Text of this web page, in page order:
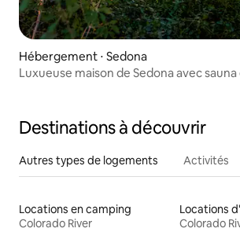
Hébergement ⋅ Sedona
Luxueuse maison de Sedona avec
Destinations à découvrir
Autres types de logements Activités
Locations en camping
Colorado River
Locations
Colorado